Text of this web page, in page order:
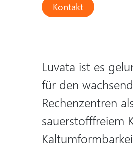
Kontakt
Luvata ist es
für den
Rechenzentren
sauerstofffreiem